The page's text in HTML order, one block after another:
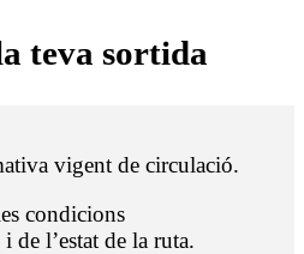
teva sortida
vigent de circulació.
condicions
de l’estat de la ruta.